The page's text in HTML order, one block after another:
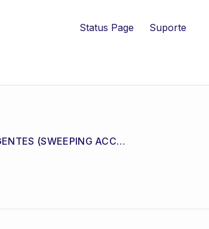
Status Page Suporte
TRANSFERÊNCIAS INTELIGENTES (SWEEPING ACCOUNTS)